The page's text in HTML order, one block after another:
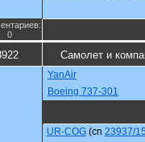
0
Самолет и
YanAir
Boeing 737-301
UR-COG (cn 23937/